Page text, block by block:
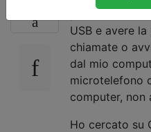
piacerebbe
USB e avere
chiamate o
dal mio
microtelefono
computer, non
Ho cercato su